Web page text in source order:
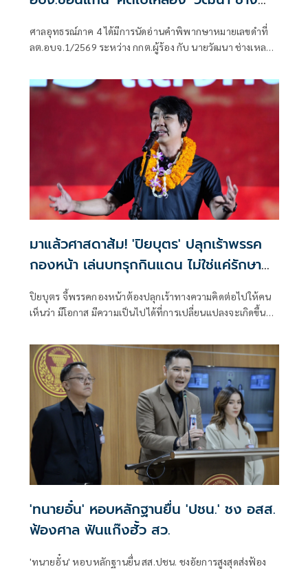
ศาลอุทธรณ์ภาค 4 ได้มีการนัดอ่านคำพิพากษาหมายเลขดำที่
ลต.อบจ.1/2569 ระหว่าง กกต.ผู้ร้อง กับ นายวัฒนา ช่างเหลา
บริหารท้องถิ่น (ขอให้มีการเลือกตั้ง นายก อบจ.ใหม่)
มาแล้วศาสดาส้ม! 'ปิยบุตร' ปลุกเร้าพรรค
กองหน้า เล่นบทรุกกินแดน ไม่ใช่แค่รักษา
ฐานที่มั่น
ปิยบุตร จี้พรรคกองหน้าต้องปลุกเร้าทางความคิดต่อไปให้คน
เห็นว่า มีโอกาส มีความเป็นไปได้ที่การเปลี่ยนแปลงจะเกิดขึ้น
'ทนายอั๋น' หอบหลักฐานยื่น 'ปชน.' ชง อสส.
ฟ้องศาล ฟันแก๊งฮั้ว สว.
'ทนายอั๋น' หอบหลักฐานยื่น สส.ปชน. ชงอัยการสูงสุดส่งฟ้อง